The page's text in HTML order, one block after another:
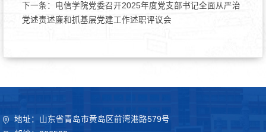
下一条： 电信学院党委召开2025年度党支部书记全面从严治
党述责述廉和抓基层党建工作述职评议会
地址：山东省青岛市黄岛区前湾港路579号